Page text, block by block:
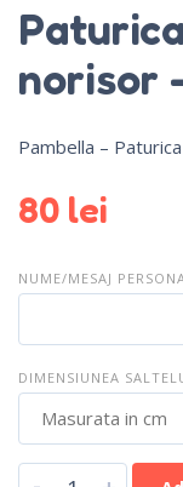
norisor
Pambella –
80 lei
NUME/MESAJ
DIMENSIUNEA